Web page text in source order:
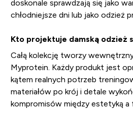
doskonale sprawdzają się jako
chłodniejsze dni lub jako odzież
Kto projektuje damską odzież
Całą kolekcję tworzy
Myprotein. Każdy produkt jest
kątem realnych potrzeb
materiałów po krój i detale
kompromisów między estetyką a